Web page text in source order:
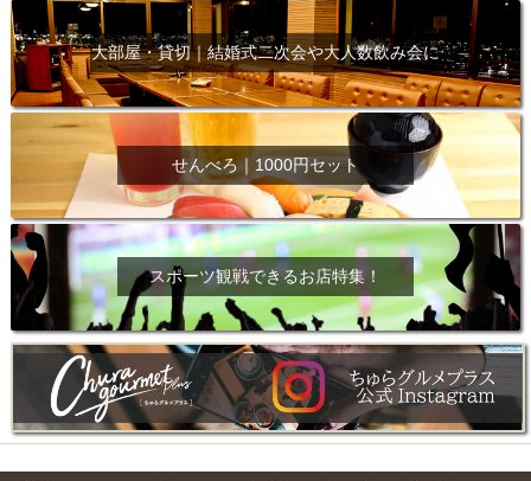
大部屋・貸切｜結婚式二次会や大人数飲み会に
せんべろ｜1000円セット
スポーツ観戦できるお店特集！